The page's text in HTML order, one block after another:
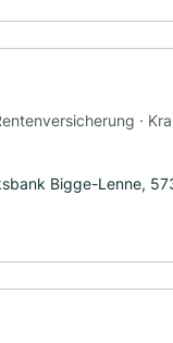
·
Bigge-Lenne,